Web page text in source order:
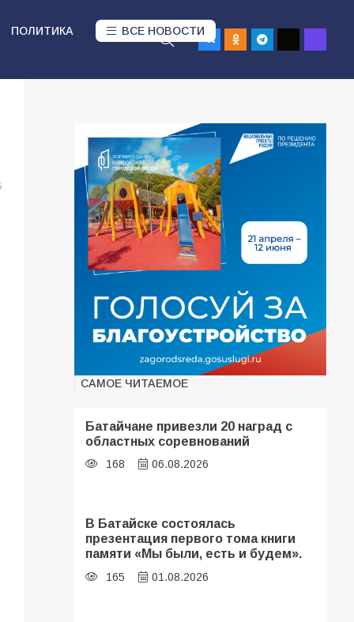
ПОЛИТИКА ВСЕ НОВОСТИ
САМОЕ ЧИТАЕМОЕ
Батайчане привезли 20 наград с
областных соревнований
168 06.08.2026
В Батайске состоялась
презентация первого тома книги
памяти «Мы были, есть и будем».
165 01.08.2026